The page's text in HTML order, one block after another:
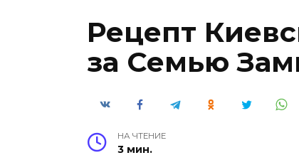
Рецепт
за Семью
НА ЧТЕНИЕ
3 мин.